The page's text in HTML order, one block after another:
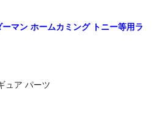
マン ホームカミング トニー等用ラ
ュア パーツ